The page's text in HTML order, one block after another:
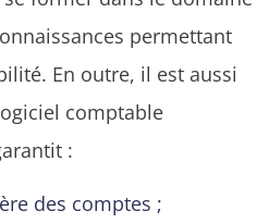
permettant
En outre, il est aussi
comptable
:
des comptes ;